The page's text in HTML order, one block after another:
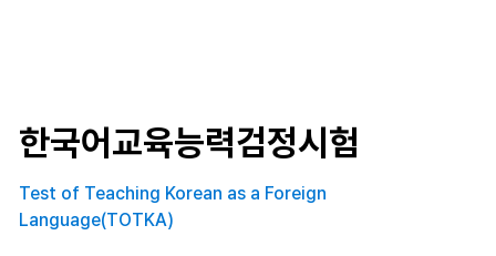
한국어교육능력검정시험
Test of Teaching Korean as a Foreign
Language(TOTKA)